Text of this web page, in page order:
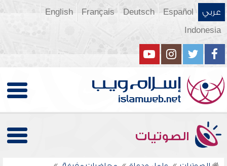
عربي Español
Deutsch
Français
English
Indonesia
الصوتيات